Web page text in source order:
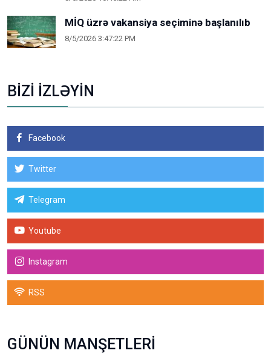
MİQ üzrə vakansiya seçiminə başlanılıb
8/5/2026 3:47:22 PM
BİZİ İZLƏYİN
Facebook
Twitter
Telegram
Youtube
Instagram
RSS
GÜNÜN MANŞETLERİ